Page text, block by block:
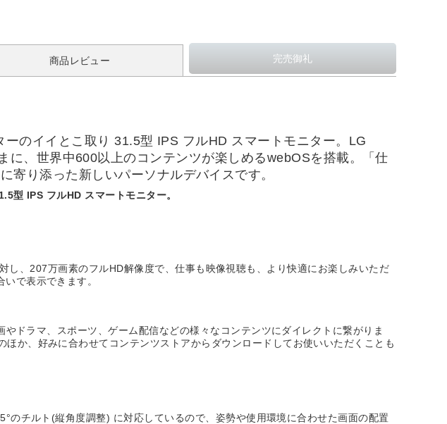
商品レビュー
のイイとこ取り 31.5型 IPS フルHD スマートモニター。LG
、世界中600以上のコンテンツが楽しめるwebOSを搭載。「仕
寄り添った新しいパーソナルデバイスです。
型 IPS フルHD スマートモニター。
、207万画素のフルHD解像度で、仕事も映像視聴も、より快適にお楽しみいただ
で表示できます。
ドラマ、スポーツ、ゲーム配信などの様々なコンテンツにダイレクトに繋がりま
か、好みに合わせてコンテンツストアからダウンロードしてお使いいただくことも
のチルト(縦角度調整) に対応しているので、姿勢や使用環境に合わせた画面の配置